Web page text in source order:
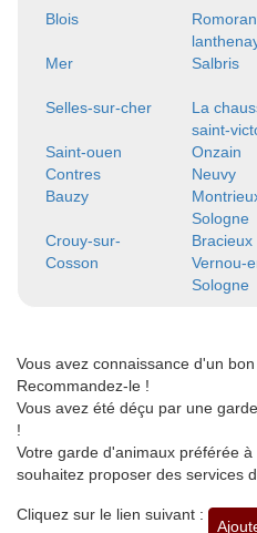
Blois
Mer
Salbris
Selles-sur-cher
La
saint-
Saint-ouen
Onzain
Contres
Neuvy
Bauzy
Sologne
Crouy-sur-
Cosson
Bracieux
Vernou-
Sologne
Vous avez connaissance d'un
Recommandez-le !
Vous avez été déçu par une
!
Votre garde d'animaux préférée
souhaitez proposer des services
Cliquez sur le lien suivant :